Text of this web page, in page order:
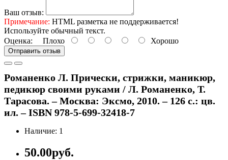
Ваш отзыв:
Примечание: HTML разметка не поддерживается!
Используйте обычный текст.
Оценка: Плохо Хорошо
Отправить отзыв
Романенко Л. Прически, стрижки, маникюр,
педикюр своими руками / Л. Романенко, Т.
Тарасова. – Москва: Эксмо, 2010. – 126 с.: цв.
ил. – ISBN 978-5-699-32418-7
Наличие: 1
50.00руб.